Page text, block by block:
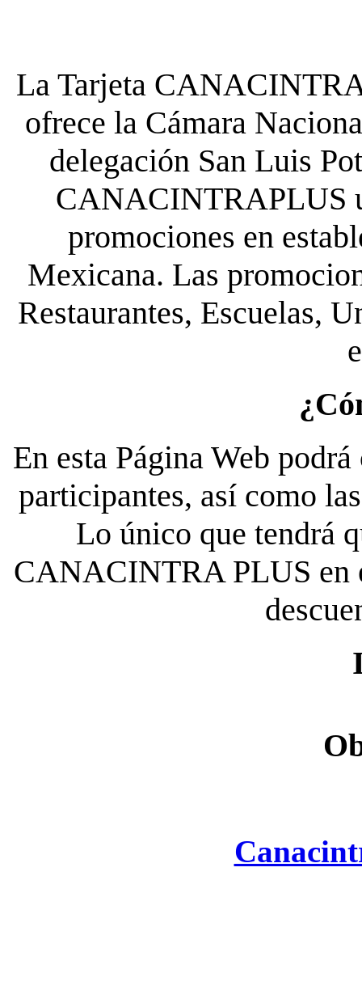
La Tarjeta
ofrece la Cámara
delegación San Luis
CANACINTRAPLUS
promociones en
Mexicana. Las
Restaurantes, Escuelas,
En esta Página Web
participantes, así como
Lo único que tendrá
CANACINTRA PLUS en